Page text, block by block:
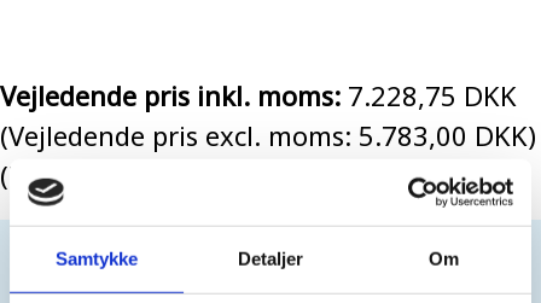
Samtykke Detaljer Om
Vejledende pris inkl. moms: 7.228,75 DKK
(Vejledende pris excl. moms: 5.783,00 DKK)
(776,24 EUR EX. VAT)
Nur für Geschäftskunden. Kein Verkauf an
Privatpersonen.Einloggen